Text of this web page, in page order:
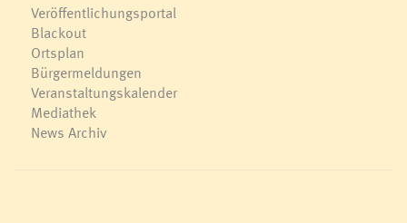
Veröffentlichungsportal
Blackout
Ortsplan
Bürgermeldungen
Veranstaltungskalender
Mediathek
News Archiv